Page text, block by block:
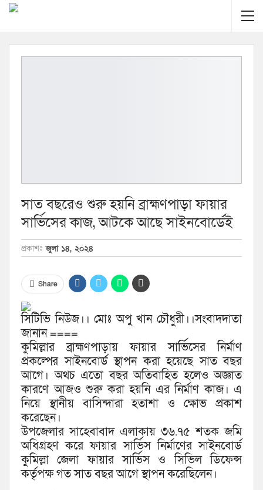
সাত বছরেও শুরু হয়নি ব্রাহ্মণপাড়া ফায়ার
সার্ভিসের কাজ, আটকে আছে সাইনবোর্ডেই
প্রকাশঃ জুলা ১৪, ২০২৪
Share
সিটিভি নিউজ।। মোঃ অপু খান চৌধুরী।।সংবাদদাতা
জানান ====
কুমিল্লার ব্রাহ্মণপাড়ায় ফায়ার সার্ভিসের নির্মাণ
প্রকল্পের সাইনবোর্ড স্থাপন করা হয়েছে সাত বছর
আগে। অথচ এতো বছর অতিবাহিত হলেও অজ্ঞাত
কারণে আজও শুরু করা হয়নি এর নির্মাণ কাজ। এ
নিয়ে স্থানীয় বাসিন্দারা হতাশা ও ক্ষোভ প্রকাশ
করেছেন।
উপজেলার সাহেবাবাদ এলাকায় ৩৬.৭৫ শতক জমি
অধিগ্রহণ করে ফায়ার সার্ভিস নির্মাণের সাইনবোর্ড
কুমিল্লা জেলা ফায়ার সার্ভিস ও সিভিল ডিফেন্স
কর্তৃপক্ষ গত সাত বছর আগে স্থাপন করেছিলেন।